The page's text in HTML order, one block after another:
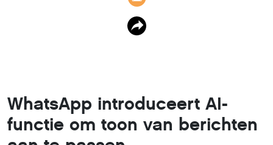
WhatsApp introduceert AI-
functie om toon van berichten